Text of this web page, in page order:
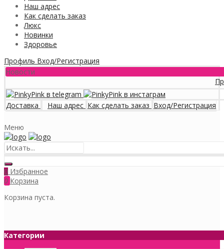
Наш адрес
Как сделать заказ
Люкс
Новинки
Здоровье
Профиль Вход/Регистрация
Новости
Доставка Наш адрес Как сделать заказ Вход/Регистрация
Меню
0 Избранное
0 Корзина
Корзина пуста.
Категории